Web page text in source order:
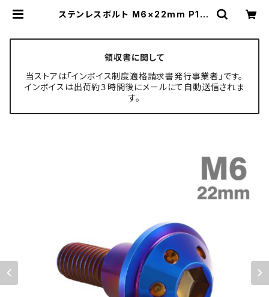
ステンレスボルト M6×22mm P1.0
TECH-MASTER ボルト専門店
領収書に関して
当ストアは「インボイス制度適格請求書発行事業者」です。
インボイスは出荷約３時間後にメールにて自動送信されま
す。